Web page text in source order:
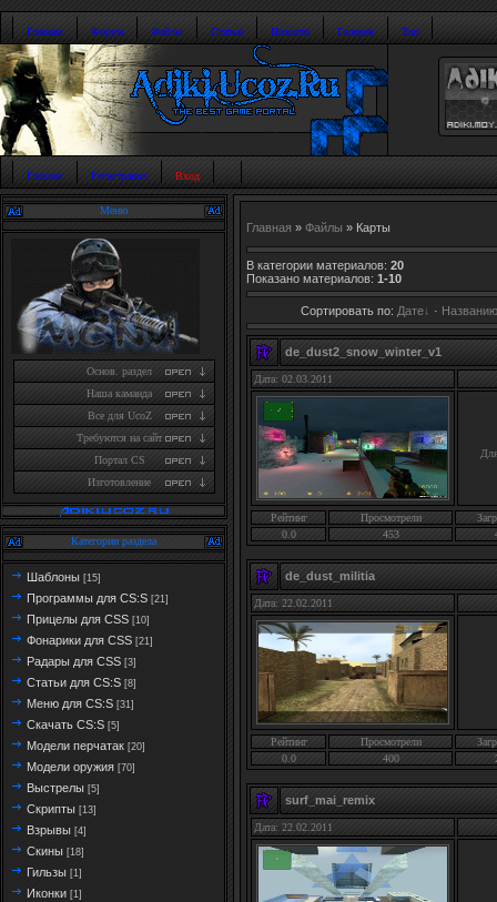
Главная Форум Файлы Статьи Новости Галерея Топ
Главная Регистрация Вход
Меню
Основ. раздел
Наша каманда
Все для UcoZ
Требуются на сайт
Портал CS
Изготовление
Категории раздела
Шаблоны [15]
Программы для CS:S [21]
Прицелы для CSS [10]
Фонарики для CSS [21]
Радары для CSS [3]
Статьи для CS:S [8]
Меню для CS:S [31]
Скачать CS:S [5]
Модели перчатак [20]
Модели оружия [70]
Выстрелы [5]
Скрипты [13]
Взрывы [4]
Скины [18]
Гильзы [1]
Иконки [1]
Главная » Файлы » Карты
В категории материалов: 20
Показано материалов: 1-10
Сортировать по: Дате · Названию
de_dust2_snow_winter_v1
Дата: 02.03.2011
Рейтинг Просмотрели
0.0
453
de_dust_militia
Дата: 22.02.2011
Рейтинг Просмотрели
0.0
400
surf_mai_remix
Дата: 22.02.2011